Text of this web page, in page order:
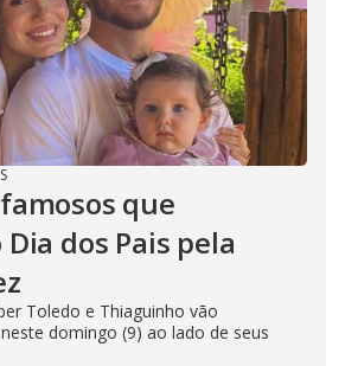
que
dos Pais pela
Toledo e Thiaguinho vão
domingo (9) ao lado de seus